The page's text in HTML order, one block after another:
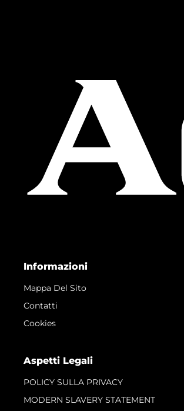
Informazioni
Mappa Del Sito
Contatti
Cookies
Aspetti Legali
POLICY SULLA PRIVACY
MODERN SLAVERY STATEMENT